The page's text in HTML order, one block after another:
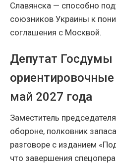
Славянска — способно
союзников Украины к
соглашения с Москвой.
Депутат Госдумы
май 2027 года
Заместитель
обороне, полковник
разговоре с изданием
что завершения